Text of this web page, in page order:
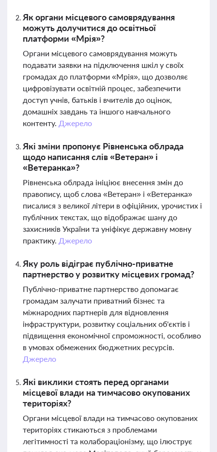
Як органи місцевого самоврядування
можуть долучитися до освітньої
платформи «Мрія»?
Органи місцевого самоврядування можуть
подавати заявки на підключення шкіл у своїх
громадах до платформи «Мрія», що дозволяє
цифровізувати освітній процес, забезпечити
доступ учнів, батьків і вчителів до оцінок,
домашніх завдань та іншого навчального
контенту. Джерело
Які зміни пропонує Рівненська облрада
щодо написання слів «Ветеран» і
«Ветеранка»?
Рівненська облрада ініціює внесення змін до
правопису, щоб слова «Ветеран» і «Ветеранка»
писалися з великої літери в офіційних, урочистих і
публічних текстах, що відображає шану до
захисників України та уніфікує державну мовну
практику. Джерело
Яку роль відіграє публічно-приватне
партнерство у розвитку місцевих громад?
Публічно-приватне партнерство допомагає
громадам залучати приватний бізнес та
міжнародних партнерів для відновлення
інфраструктури, розвитку соціальних об'єктів і
підвищення економічної спроможності, особливо
в умовах обмежених бюджетних ресурсів.
Джерело
Які виклики стоять перед органами
місцевої влади на тимчасово окупованих
територіях?
Органи місцевої влади на тимчасово окупованих
територіях стикаються з проблемами
легітимності та колабораціонізму, що ілюструє